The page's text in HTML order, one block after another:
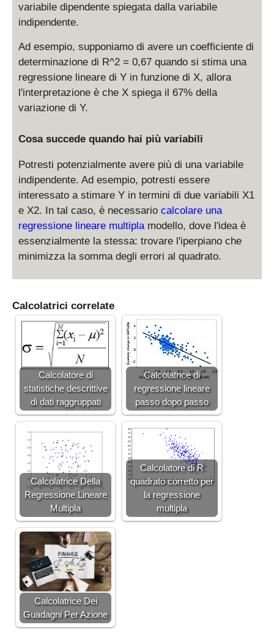
variabile dipendente spiegata dalla variabile
indipendente.
Ad esempio, supponiamo di avere un coefficiente di
determinazione di R^2 = 0,67 quando si stima una
regressione lineare di Y in funzione di X, allora
l'interpretazione è che X spiega il 67% della
variazione di Y.
Cosa succede quando hai più variabili
Potresti potenzialmente avere più di una variabile
indipendente. Ad esempio, potresti essere
interessato a stimare Y in termini di due variabili X1
e X2. In tal caso, è necessario calcolare una
regressione lineare multipla modello, dove l'idea è
essenzialmente la stessa: trovare l'iperpiano che
minimizza la somma degli errori al quadrato.
Calcolatrici correlate
Calcolatore di
statistiche descrittive
di dati raggruppati
Calcolatrice di
regressione lineare
passo dopo passo
Calcolatrice Della
Regressione Lineare
Multipla
Calcolatore di R
quadrato corretto per
la regressione
multipla
Calcolatrice Dei
Guadagni Per Azione